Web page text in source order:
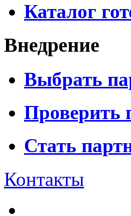
Каталог
Внедрение
Выбрать
Проверить
Стать
Контакты